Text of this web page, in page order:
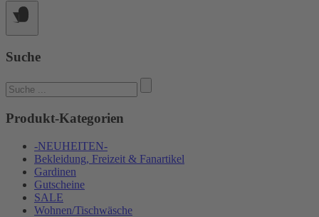
Suche
Suchen
nach:
Produkt-Kategorien
-NEUHEITEN-
Bekleidung, Freizeit & Fanartikel
Gardinen
Gutscheine
SALE
Wohnen/Tischwäsche